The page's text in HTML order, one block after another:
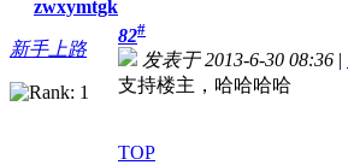
zwxymtgk
新手上路
82#
发表于 2013-6-30 08:36 |
支持楼主，哈哈哈哈
TOP